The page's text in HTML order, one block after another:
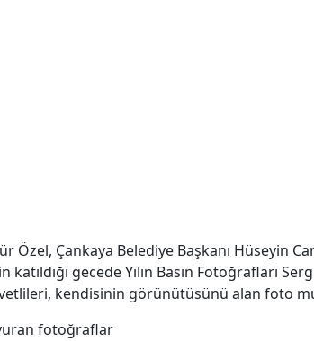
Özel, Çankaya Belediye Başkanı Hüseyin
katıldığı gecede Yılın Basın Fotoğrafları
kendisinin görünütüsünü alan foto
fotoğraflar